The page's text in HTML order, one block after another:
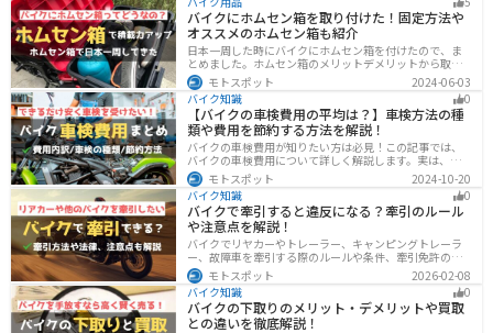
フをより魅力的にアップグレードしましょう！
バイクにホムセン箱を取り付けた！固定方法や
オススメのホムセン箱も紹介
日本一周した時にバイクにホムセン箱を付けたので、ま
とめました。ホムセン箱のメリットデメリットから取り
付け方法、実際につけてどううだったのか、オススメの
ホムセン箱まで全て解説します。バイクにホムセン箱を
付けたいと思っている人はぜひ参考にしてください。
モトスポット
2024-06-03
バイク知識
0
【バイクの車検費用の平均は？】車検方法の種
類や費用を節約する方法を解説！
バイクの車検費用が知りたい方は必見！この記事では、
バイクの車検費用について詳しく解説します。実は、バ
イクの車検費用は一般的に20,000～70,000円程度です。
記事を読めば車検費用に関する知識が深まり、費用対効
果が高い車検の計画が可能です。
モトスポット
2024-10-20
バイク知識
0
バイクで牽引すると違反になる？牽引のルール
や注意点を解説！
バイクでリヤカーやトレーラー、キャンピングトレーラ
ー、故障車を牽引する際のルールや条件、牽引免許の有
無、速度制限、必要な装備をわかりやすく解説。メリッ
ト・デメリットや注意点も紹介し、安全にバイクの積載
力をアップする方法をまとめました。
モトスポット
2026-02-08
バイク知識
0
バイクの下取りのメリット・デメリットや買取
との違いを徹底解説！